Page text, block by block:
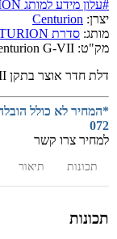
#עלון מידע למותג CENTURION
יצרן: Centurion
מותג: סדרת CENTURION של ChubbSafes
מק"ט: G-VII
דלת חדר אוצר בתקן Grade VII דגם Centurion G-VII
072
למחיר צרו קשר
תכונות תיאור
תכונות